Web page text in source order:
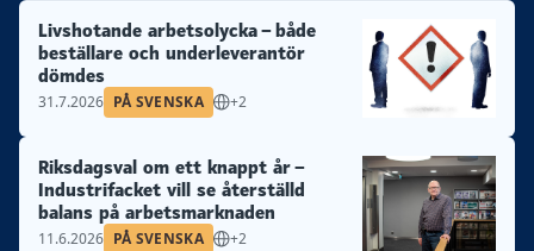
Livshotande arbetsolycka – både
beställare och underleverantör
dömdes
31.7.2026 PÅ SVENSKA +2
Riksdagsval om ett knappt år –
Industrifacket vill se återställd
balans på arbetsmarknaden
11.6.2026 PÅ SVENSKA +2